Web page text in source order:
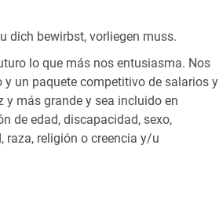
dich bewirbst, vorliegen muss.
lo que más nos entusiasma. Nos
un paquete competitivo de salarios y
más grande y sea incluido en
de edad, discapacidad, sexo,
raza, religión o creencia y/u